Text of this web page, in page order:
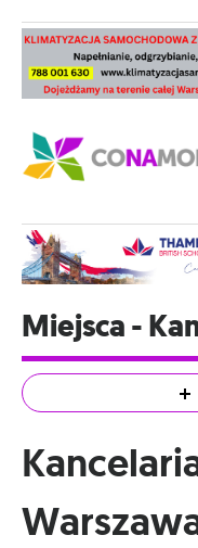
Miejsca -